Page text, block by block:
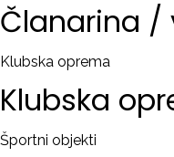
Članarina /
Klubska oprema
Klubska
Športni objekti